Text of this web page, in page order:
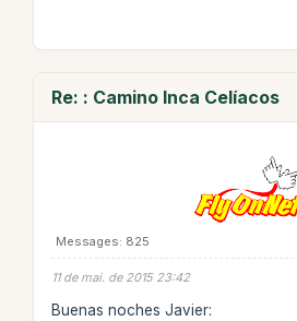
Re: : Camino Inca Celíacos
Messages: 825
11 de mai. de 2015 23:42
Buenas noches Javier: